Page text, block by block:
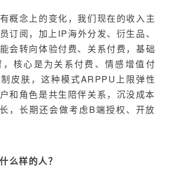
概念上的变化，我们现在的收入主
订阅，加上IP海外分发、衍生品、
会转向体验付费、关系付费，基础
核心是为关系付费、情感增值付
皮肤，这种模式ARPPU上限弹性
和角色是共生陪伴关系，沉没成本
，长期还会做考虑B端授权、开放
么样的人？